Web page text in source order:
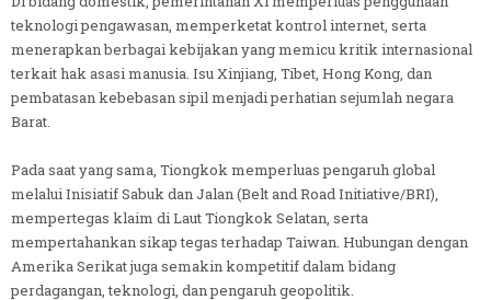
teknologi pengawasan, memperketat kontrol internet, serta
menerapkan berbagai kebijakan yang memicu kritik internasional
terkait hak asasi manusia. Isu Xinjiang, Tibet, Hong Kong, dan
pembatasan kebebasan sipil menjadi perhatian sejumlah negara
Barat.
Pada saat yang sama, Tiongkok memperluas pengaruh global
melalui Inisiatif Sabuk dan Jalan (Belt and Road Initiative/BRI),
mempertegas klaim di Laut Tiongkok Selatan, serta
mempertahankan sikap tegas terhadap Taiwan. Hubungan dengan
Amerika Serikat juga semakin kompetitif dalam bidang
perdagangan, teknologi, dan pengaruh geopolitik.